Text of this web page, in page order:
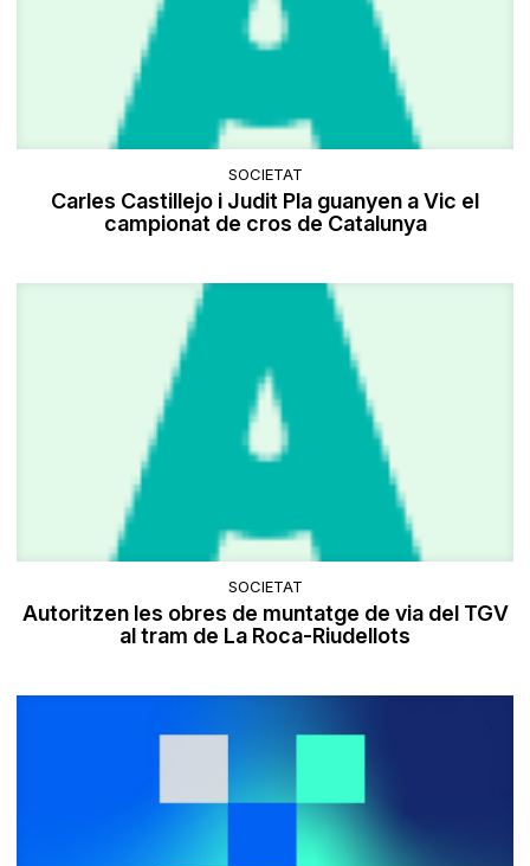
SOCIETAT
Carles Castillejo i Judit Pla guanyen a Vic el
campionat de cros de Catalunya
SOCIETAT
Autoritzen les obres de muntatge de via del TGV
al tram de La Roca-Riudellots